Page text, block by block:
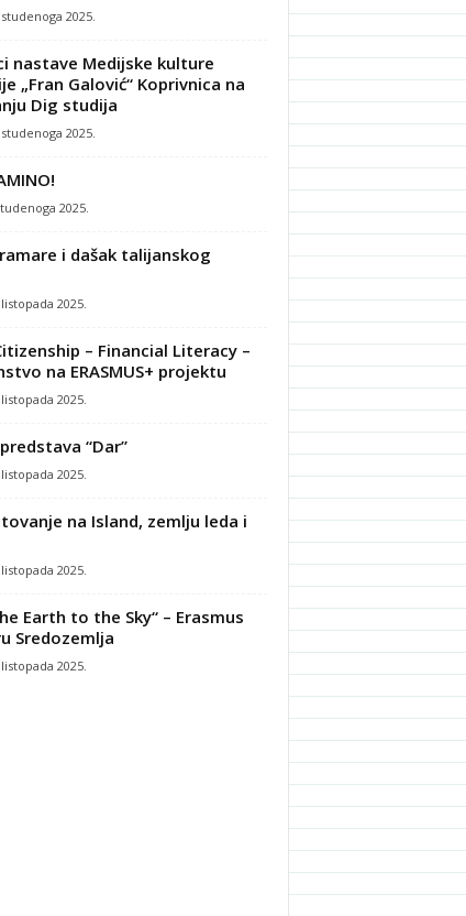
2025.
nastave Medijske kulture
„Fran Galović“ Koprivnica na
Dig studija
2025.
2025.
i dašak talijanskog
2025.
– Financial Literacy –
na ERASMUS+ projektu
2025.
“Dar”
2025.
na Island, zemlju leda i
2025.
Earth to the Sky“ – Erasmus
Sredozemlja
2025.